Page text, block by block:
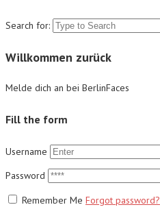
Search for:
Willkommen zurück
Melde dich an bei BerlinFaces
Fill the form
Username
Password
Remember Me Forgot password?